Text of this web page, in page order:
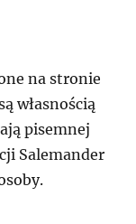
na stronie
własnością
pisemnej
Salemander